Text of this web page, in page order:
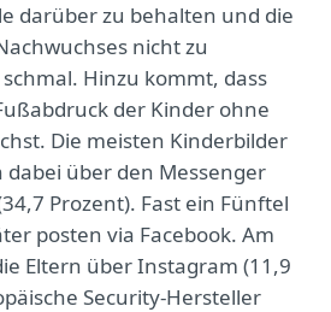
darüber zu behalten und die
nicht zu
Hinzu kommt, dass
der Kinder ohne
Die meisten Kinderbilder
über den Messenger
Prozent). Fast ein Fünftel
posten via Facebook. Am
Eltern über Instagram (11,9
Security-Hersteller